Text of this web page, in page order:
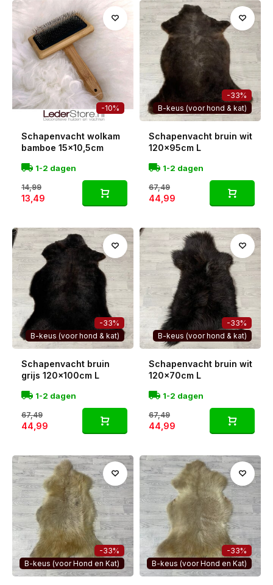
de vloer. Groot genoeg om op te vallen, en nog altijd
makkelijk te plaatsen.
Elke vacht kies ik persoonlijk met de hand uit, zodat je altijd
een mooie, zorgvuldig uitgekozen vacht in huis haalt. En
omdat het een natuurproduct is, is geen enkele L-vacht
hetzelfde.
-10%
Schapenvacht wolkam
bamboe 15x10,5cm
1-2 dagen
14,99
13,49
-33%
B-keus (voor hond & kat)
Schapenvacht bruin wit
120x95cm L
1-2 dagen
67,49
44,99
-33%
B-keus (voor hond & kat)
Schapenvacht bruin
grijs 120x100cm L
1-2 dagen
67,49
44,99
-33%
B-keus (voor hond & kat)
Schapenvacht bruin wit
120x70cm L
1-2 dagen
67,49
44,99
-33%
B-keus (voor Hond en Kat)
-33%
B-keus (voor Hond en Kat)